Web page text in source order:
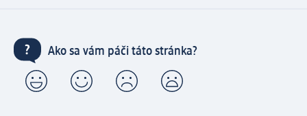
Ako sa vám páči táto stránka?